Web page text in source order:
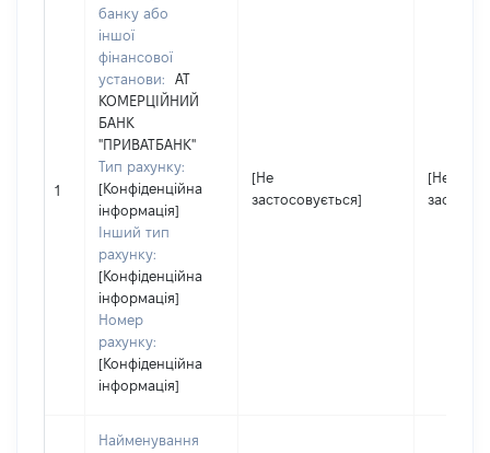
1
банку або
іншої
фінансової
установи:
АТ
КОМЕРЦІЙНИЙ
БАНК
"ПРИВАТБАНК"
Тип рахунку:
[Конфіденційна
інформація]
Інший тип
рахунку:
[Конфіденційна
інформація]
Номер
рахунку:
[Конфіденційна
інформація]
[Не
застосовується]
[Не
Найменування